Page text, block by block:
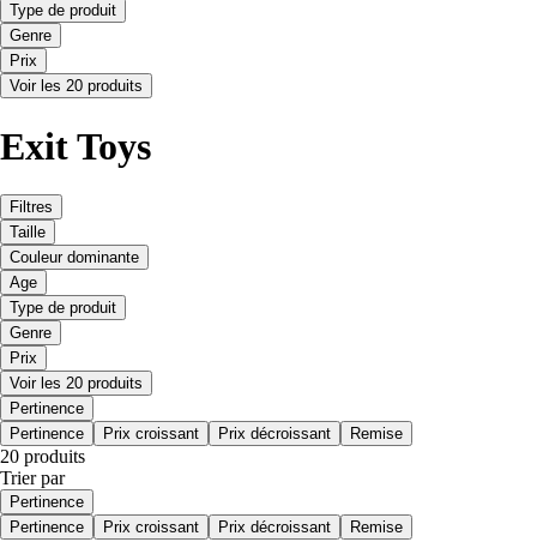
Type de produit
Genre
Prix
Voir les 20 produits
Exit Toys
Filtres
Taille
Couleur dominante
Age
Type de produit
Genre
Prix
Voir les 20 produits
Pertinence
Pertinence
Prix croissant Prix décroissant Remise
20 produits
Trier par
Pertinence
Pertinence
Prix croissant Prix décroissant Remise